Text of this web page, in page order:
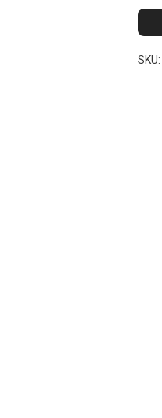
SKU: